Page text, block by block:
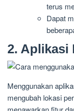
terus
Dapat
2. Aplikasi
Menggunakan
mengubah lokasi